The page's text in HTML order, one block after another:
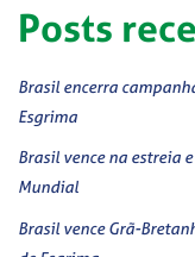
Posts
Brasil encerra
Esgrima
Brasil vence na estreia
Mundial
Brasil vence Grã-